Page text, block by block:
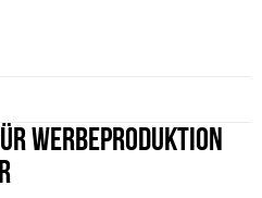
Werbeproduktion